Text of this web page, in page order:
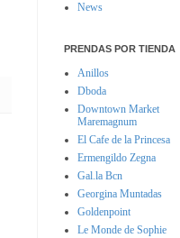
News
PRENDAS POR TIENDA
Anillos
Dboda
Downtown Market
Maremagnum
El Cafe de la Princesa
Ermengildo Zegna
Gal.la Bcn
Georgina Muntadas
Goldenpoint
Le Monde de Sophie